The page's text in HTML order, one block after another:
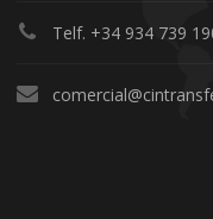
Telf. +34 934 739